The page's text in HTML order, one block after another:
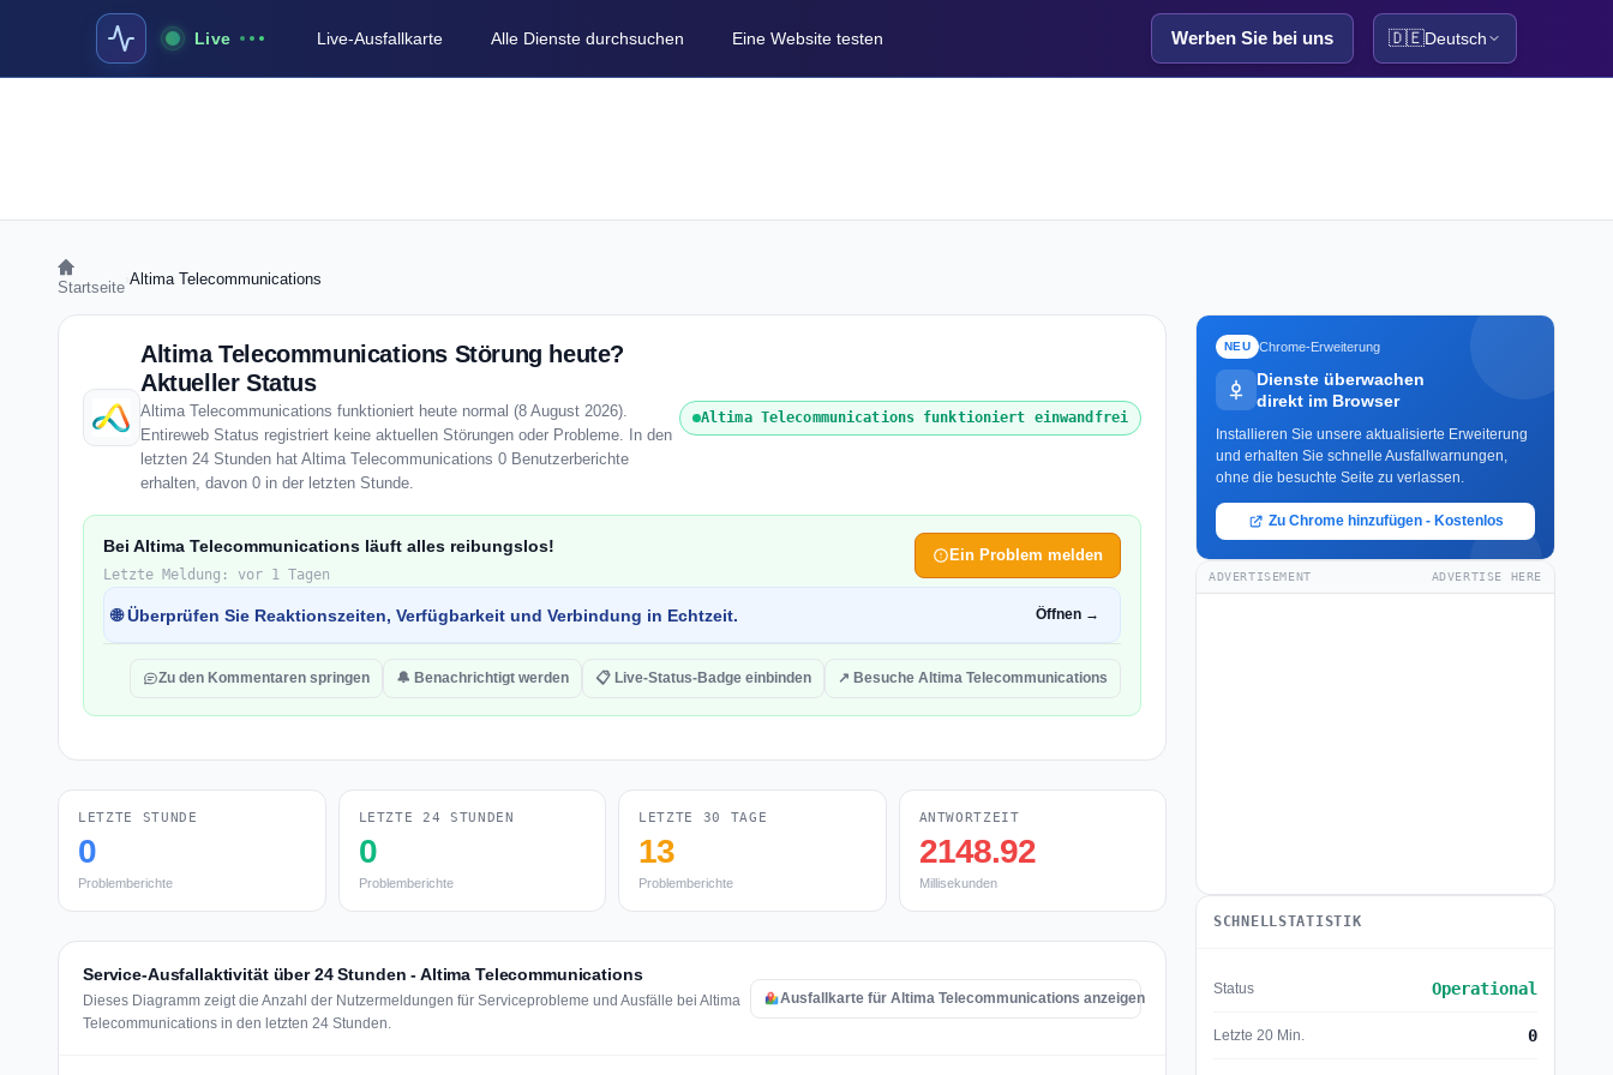
Live Live-Ausfallkarte Alle Dienste durchsuchen Eine Website testen Werben Sie bei uns 🇩🇪Deutsch
Startseite Altima Telecommunications
Altima Telecommunications Störung heute?
Aktueller Status
Altima Telecommunications funktioniert heute normal (8 August 2026).
Entireweb Status registriert keine aktuellen Störungen oder Probleme. In den
letzten 24 Stunden hat Altima Telecommunications 0 Benutzerberichte
erhalten, davon 0 in der letzten Stunde.
Altima Telecommunications funktioniert einwandfrei
Bei Altima Telecommunications läuft alles reibungslos!
Letzte Meldung: vor 1 Tagen
Ein Problem melden
🌐 Überprüfen Sie Reaktionszeiten, Verfügbarkeit und Verbindung in Echtzeit. Öffnen →
Zu den Kommentaren springen 🔔 Benachrichtigt werden 📋 Live-Status-Badge einbinden ↗ Besuche Altima Telecommunications
LETZTE STUNDE
0
Problemberichte
LETZTE 24 STUNDEN
0
Problemberichte
LETZTE 30 TAGE
13
Problemberichte
ANTWORTZEIT
2148.92
Millisekunden
Service-Ausfallaktivität über 24 Stunden - Altima Telecommunications
Dieses Diagramm zeigt die Anzahl der Nutzermeldungen für Serviceprobleme und Ausfälle bei Altima
Telecommunications in den letzten 24 Stunden.
Ausfallkarte für Altima Telecommunications anzeigen
NEU Chrome-Erweiterung
Dienste überwachen
direkt im Browser
Installieren Sie unsere aktualisierte Erweiterung
und erhalten Sie schnelle Ausfallwarnungen,
ohne die besuchte Seite zu verlassen.
Zu Chrome hinzufügen - Kostenlos
ADVERTISEMENT ADVERTISE HERE
SCHNELLSTATISTIK
Status Operational
Letzte 20 Min. 0